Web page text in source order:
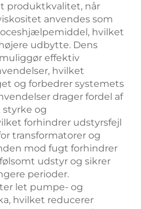
produktkvalitet, når
anvendes som
hvilket
udbytte. Dens
effektiv
hvilket
og forbedrer systemets
drager fordel af
og
forhindrer udstyrsfejl
transformatorer og
mod fugt forhindrer
udstyr og sikrer
perioder.
let pumpe- og
hvilket reducerer